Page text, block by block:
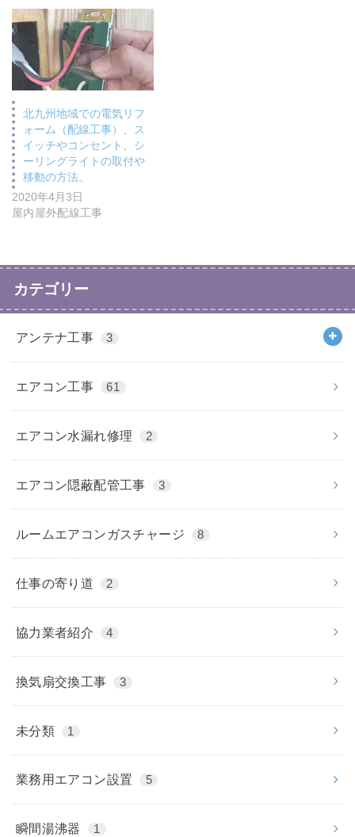
北九州地域での電気リフ
ォーム（配線工事）、ス
イッチやコンセント、シ
ーリングライトの取付や
移動の方法。
2020年4月3日
屋内屋外配線工事
カテゴリー
アンテナ工事 3
エアコン工事 61
エアコン水漏れ修理 2
エアコン隠蔽配管工事 3
ルームエアコンガスチャージ 8
仕事の寄り道 2
協力業者紹介 4
換気扇交換工事 3
未分類 1
業務用エアコン設置 5
瞬間湯沸器 1